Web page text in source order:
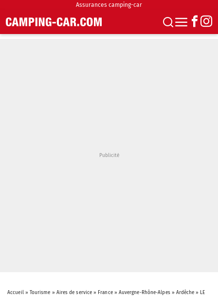
Assurances camping-car
Accueil» Tourisme » Aires de service » France» Auvergne-Rhône-Alpes» Ardêche » LE